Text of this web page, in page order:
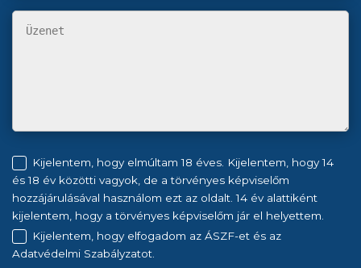
Kijelentem, hogy elmúltam 18 éves. Kijelentem, hogy 14
és 18 év közötti vagyok, de a törvényes képviselőm
hozzájárulásával használom ezt az oldalt. 14 év alattiként
kijelentem, hogy a törvényes képviselőm jár el helyettem.
Kijelentem, hogy elfogadom az ÁSZF-et és az
Adatvédelmi Szabályzatot.